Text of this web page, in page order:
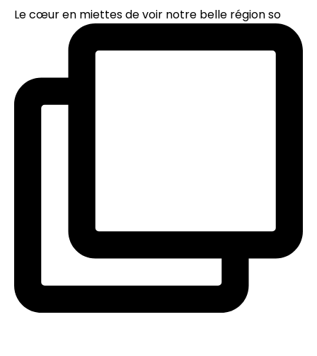
Le cœur en miettes de voir notre belle région so